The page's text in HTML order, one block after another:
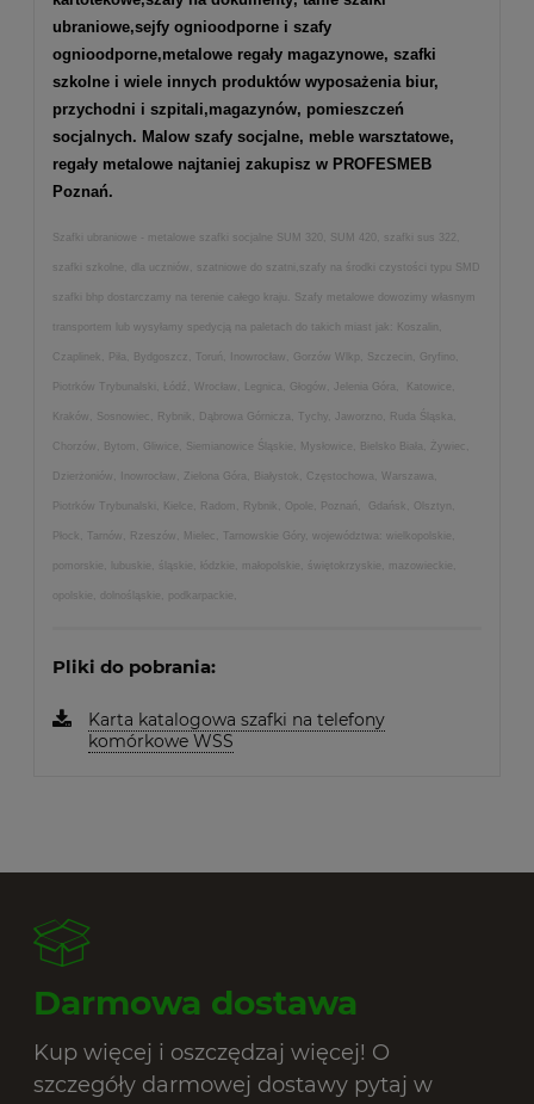
ubraniowe,sejfy ognioodporne i szafy
ognioodporne,metalowe regały magazynowe, szafki
szkolne i wiele innych produktów wyposażenia biur,
przychodni i szpitali,magazynów, pomieszczeń
socjalnych. Malow szafy socjalne, meble warsztatowe,
regały metalowe najtaniej zakupisz w PROFESMEB
Poznań.
Szafki ubraniowe - metalowe szafki socjalne SUM 320, SUM 420, szafki sus 322,
szafki szkolne, dla uczniów, szatniowe do szatni,szafy na środki czystości typu SMD
szafki bhp dostarczamy na terenie całego kraju. Szafy metalowe dowozimy własnym
transportem lub wysyłamy spedycją na paletach do takich miast jak: Koszalin,
Czaplinek, Piła, Bydgoszcz, Toruń, Inowrocław, Gorzów Wlkp, Szczecin, Gryfino,
Piotrków Trybunalski, Łódź, Wrocław, Legnica, Głogów, Jelenia Góra, Katowice,
Kraków, Sosnowiec, Rybnik, Dąbrowa Górnicza, Tychy, Jaworzno, Ruda Śląska,
Chorzów, Bytom, Gliwice, Siemianowice Śląskie, Mysłowice, Bielsko Biała, Żywiec,
Dzierżoniów, Inowrocław, Zielona Góra, Białystok, Częstochowa, Warszawa,
Piotrków Trybunalski, Kielce, Radom, Rybnik, Opole, Poznań, Gdańsk, Olsztyn,
Płock, Tarnów, Rzeszów, Mielec, Tarnowskie Góry, województwa: wielkopolskie,
pomorskie, lubuskie, śląskie, łódzkie, małopolskie, świętokrzyskie, mazowieckie,
opolskie, dolnośląskie, podkarpackie,
Pliki do pobrania:
Karta katalogowa szafki na telefony
komórkowe WSS
Darmowa dostawa
Kup więcej i oszczędzaj więcej! O
szczegóły darmowej dostawy pytaj w